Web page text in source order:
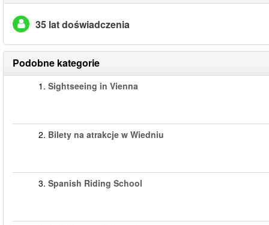
35 lat doświadczenia
Podobne kategorie
1. Sightseeing in Vienna
2. Bilety na atrakcje w Wiedniu
3. Spanish Riding School